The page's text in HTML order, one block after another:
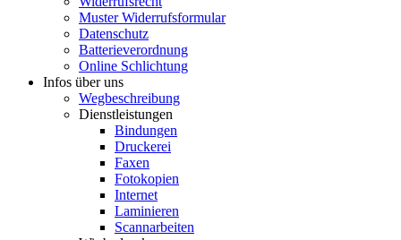
Muster Widerrufsformular
Datenschutz
Batterieverordnung
Online Schlichtung
Infos über uns
Wegbeschreibung
Dienstleistungen
Bindungen
Druckerei
Faxen
Fotokopien
Internet
Laminieren
Scannarbeiten